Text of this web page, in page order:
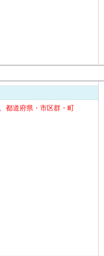
都道府県・市区群・町